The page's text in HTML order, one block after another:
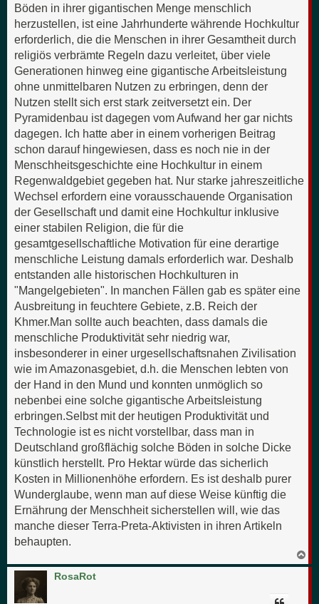
Böden in ihrer gigantischen Menge menschlich
herzustellen, ist eine Jahrhunderte währende Hochkultur
erforderlich, die die Menschen in ihrer Gesamtheit durch
religiös verbrämte Regeln dazu verleitet, über viele
Generationen hinweg eine gigantische Arbeitsleistung
ohne unmittelbaren Nutzen zu erbringen, denn der
Nutzen stellt sich erst stark zeitversetzt ein. Der
Pyramidenbau ist dagegen vom Aufwand her gar nichts
dagegen. Ich hatte aber in einem vorherigen Beitrag
schon darauf hingewiesen, dass es noch nie in der
Menschheitsgeschichte eine Hochkultur in einem
Regenwaldgebiet gegeben hat. Nur starke jahreszeitliche
Wechsel erfordern eine vorausschauende Organisation
der Gesellschaft und damit eine Hochkultur inklusive
einer stabilen Religion, die für die
gesamtgesellschaftliche Motivation für eine derartige
menschliche Leistung damals erforderlich war. Deshalb
entstanden alle historischen Hochkulturen in
"Mangelgebieten". In manchen Fällen gab es später eine
Ausbreitung in feuchtere Gebiete, z.B. Reich der
Khmer.Man sollte auch beachten, dass damals die
menschliche Produktivität sehr niedrig war,
insbesonderer in einer urgesellschaftsnahen Zivilisation
wie im Amazonasgebiet, d.h. die Menschen lebten von
der Hand in den Mund und konnten unmöglich so
nebenbei eine solche gigantische Arbeitsleistung
erbringen.Selbst mit der heutigen Produktivität und
Technologie ist es nicht vorstellbar, dass man in
Deutschland großflächig solche Böden in solche Dicke
künstlich herstellt. Pro Hektar würde das sicherlich
Kosten in Millionenhöhe erfordern. Es ist deshalb purer
Wunderglaube, wenn man auf diese Weise künftig die
Ernährung der Menschheit sicherstellen will, wie das
manche dieser Terra-Preta-Aktivisten in ihren Artikeln
behaupten.
a
RosaRot